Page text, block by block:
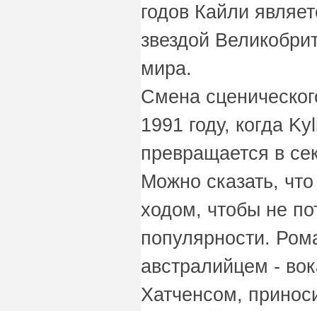
годов Кайли
звездой
мира.
Смена
1991 году, когда
превращается в
Можно сказать,
ходом, чтобы не
популярности.
австралийцем -
Хатченсом,